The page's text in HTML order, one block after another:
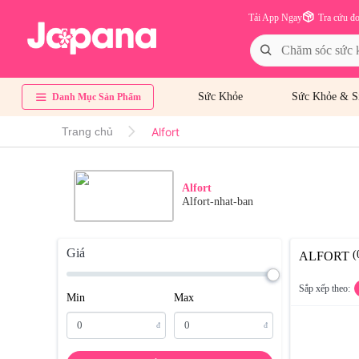
Tra cứu
Tải App Ngay
Danh Mục Sản Phẩm Sức Khỏe Sức Khỏe &
Trang chủ Alfort
Alfort
Alfort-nhat-ban
Giá
Min
đ
Max
đ
ALFORT
Sắp xếp theo: